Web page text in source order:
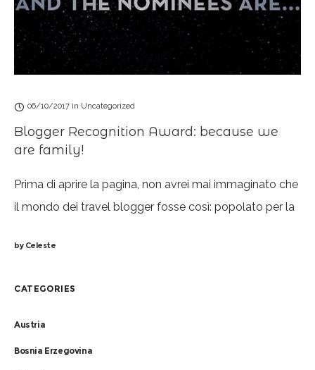
06/10/2017 in Uncategorized
Blogger Recognition Award: because we
are family!
Prima di aprire la pagina, non avrei mai immaginato che
il mondo dei travel blogger fosse così: popolato per la
sempre pronte a darti
byCeleste
CATEGORIES
Austria
Bosnia Erzegovina